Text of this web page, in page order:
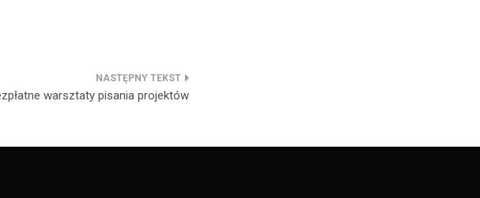
warsztaty pisania projektów